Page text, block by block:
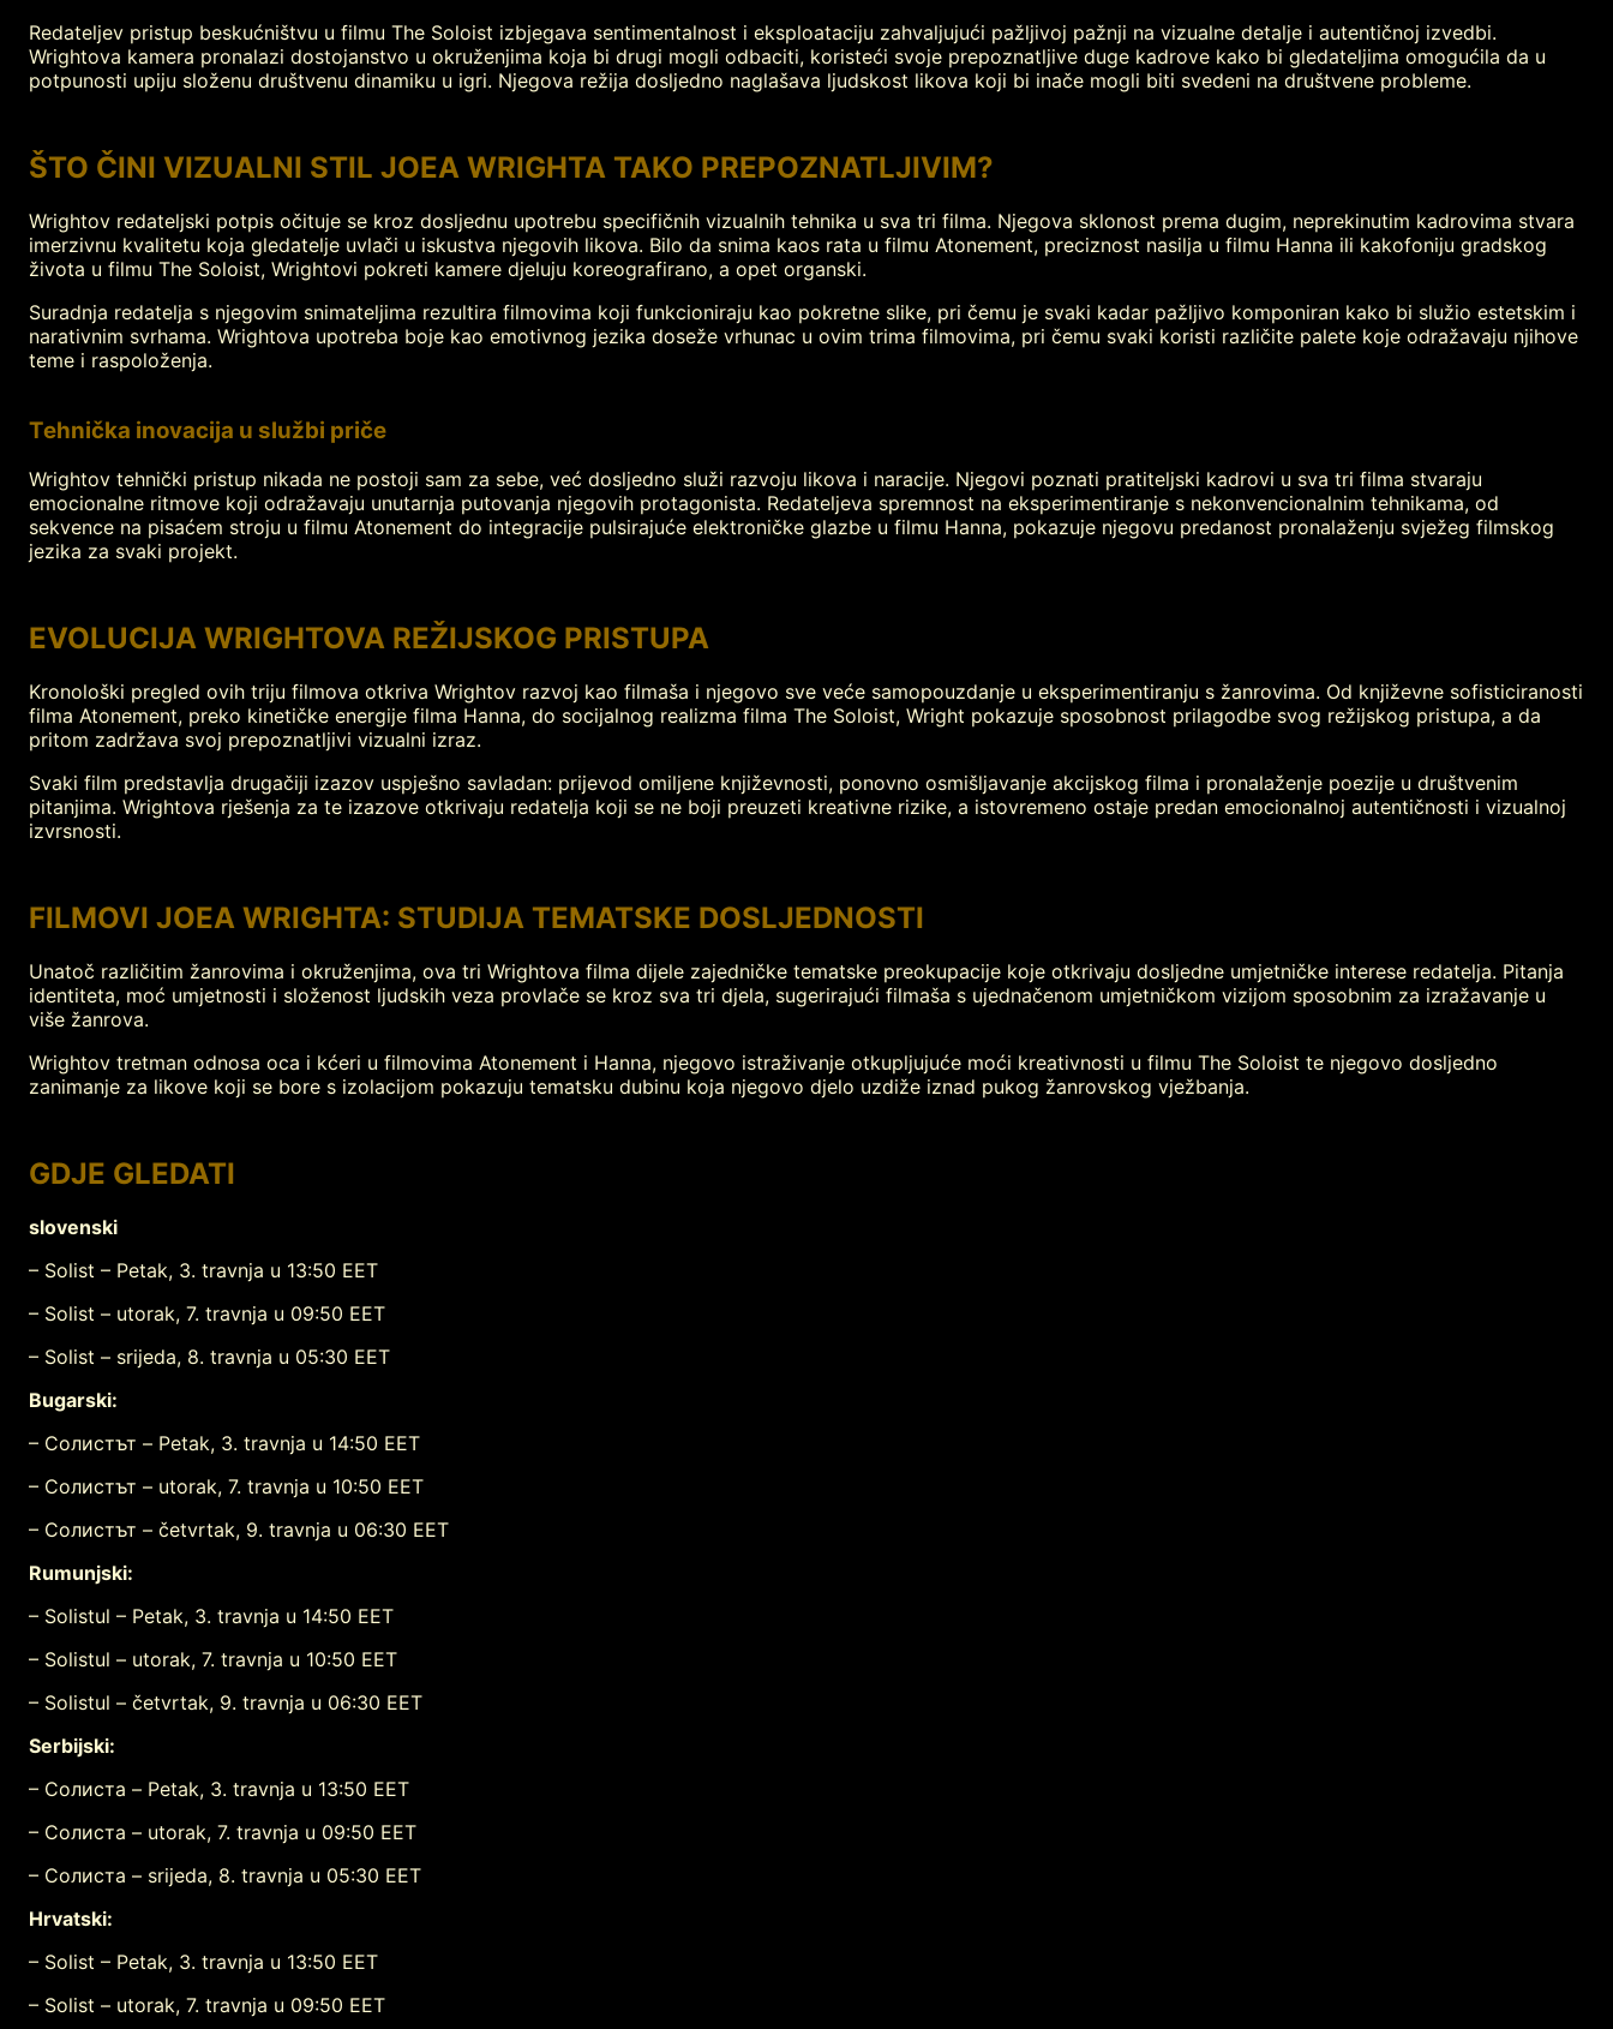
Redateljev pristup beskućništvu u filmu The Soloist izbjegava sentimentalnost i eksploataciju zahvaljujući pažljivoj pažnji na vizualne detalje i autentičnoj izvedbi.
Wrightova kamera pronalazi dostojanstvo u okruženjima koja bi drugi mogli odbaciti, koristeći svoje prepoznatljive duge kadrove kako bi gledateljima omogućila da u
potpunosti upiju složenu društvenu dinamiku u igri. Njegova režija dosljedno naglašava ljudskost likova koji bi inače mogli biti svedeni na društvene probleme.
ŠTO ČINI VIZUALNI STIL JOEA WRIGHTA TAKO PREPOZNATLJIVIM?
Wrightov redateljski potpis očituje se kroz dosljednu upotrebu specifičnih vizualnih tehnika u sva tri filma. Njegova sklonost prema dugim, neprekinutim kadrovima stvara
imerzivnu kvalitetu koja gledatelje uvlači u iskustva njegovih likova. Bilo da snima kaos rata u filmu Atonement, preciznost nasilja u filmu Hanna ili kakofoniju gradskog
života u filmu The Soloist, Wrightovi pokreti kamere djeluju koreografirano, a opet organski.
Suradnja redatelja s njegovim snimateljima rezultira filmovima koji funkcioniraju kao pokretne slike, pri čemu je svaki kadar pažljivo komponiran kako bi služio estetskim i
narativnim svrhama. Wrightova upotreba boje kao emotivnog jezika doseže vrhunac u ovim trima filmovima, pri čemu svaki koristi različite palete koje odražavaju njihove
teme i raspoloženja.
Tehnička inovacija u službi priče
Wrightov tehnički pristup nikada ne postoji sam za sebe, već dosljedno služi razvoju likova i naracije. Njegovi poznati pratiteljski kadrovi u sva tri filma stvaraju
emocionalne ritmove koji odražavaju unutarnja putovanja njegovih protagonista. Redateljeva spremnost na eksperimentiranje s nekonvencionalnim tehnikama, od
sekvence na pisaćem stroju u filmu Atonement do integracije pulsirajuće elektroničke glazbe u filmu Hanna, pokazuje njegovu predanost pronalaženju svježeg filmskog
jezika za svaki projekt.
EVOLUCIJA WRIGHTOVA REŽIJSKOG PRISTUPA
Kronološki pregled ovih triju filmova otkriva Wrightov razvoj kao filmaša i njegovo sve veće samopouzdanje u eksperimentiranju s žanrovima. Od književne sofisticiranosti
filma Atonement, preko kinetičke energije filma Hanna, do socijalnog realizma filma The Soloist, Wright pokazuje sposobnost prilagodbe svog režijskog pristupa, a da
pritom zadržava svoj prepoznatljivi vizualni izraz.
Svaki film predstavlja drugačiji izazov uspješno savladan: prijevod omiljene književnosti, ponovno osmišljavanje akcijskog filma i pronalaženje poezije u društvenim
pitanjima. Wrightova rješenja za te izazove otkrivaju redatelja koji se ne boji preuzeti kreativne rizike, a istovremeno ostaje predan emocionalnoj autentičnosti i vizualnoj
izvrsnosti.
FILMOVI JOEA WRIGHTA: STUDIJA TEMATSKE DOSLJEDNOSTI
Unatoč različitim žanrovima i okruženjima, ova tri Wrightova filma dijele zajedničke tematske preokupacije koje otkrivaju dosljedne umjetničke interese redatelja. Pitanja
identiteta, moć umjetnosti i složenost ljudskih veza provlače se kroz sva tri djela, sugerirajući filmaša s ujednačenom umjetničkom vizijom sposobnim za izražavanje u
više žanrova.
Wrightov tretman odnosa oca i kćeri u filmovima Atonement i Hanna, njegovo istraživanje otkupljujuće moći kreativnosti u filmu The Soloist te njegovo dosljedno
zanimanje za likove koji se bore s izolacijom pokazuju tematsku dubinu koja njegovo djelo uzdiže iznad pukog žanrovskog vježbanja.
GDJE GLEDATI
slovenski
– Solist – Petak, 3. travnja u 13:50 EET
– Solist – utorak, 7. travnja u 09:50 EET
– Solist – srijeda, 8. travnja u 05:30 EET
Bugarski:
– Солистът – Petak, 3. travnja u 14:50 EET
– Солистът – utorak, 7. travnja u 10:50 EET
– Солистът – četvrtak, 9. travnja u 06:30 EET
Rumunjski:
– Solistul – Petak, 3. travnja u 14:50 EET
– Solistul – utorak, 7. travnja u 10:50 EET
– Solistul – četvrtak, 9. travnja u 06:30 EET
Serbijski:
– Солиста – Petak, 3. travnja u 13:50 EET
– Солиста – utorak, 7. travnja u 09:50 EET
– Солиста – srijeda, 8. travnja u 05:30 EET
Hrvatski:
– Solist – Petak, 3. travnja u 13:50 EET
– Solist – utorak, 7. travnja u 09:50 EET